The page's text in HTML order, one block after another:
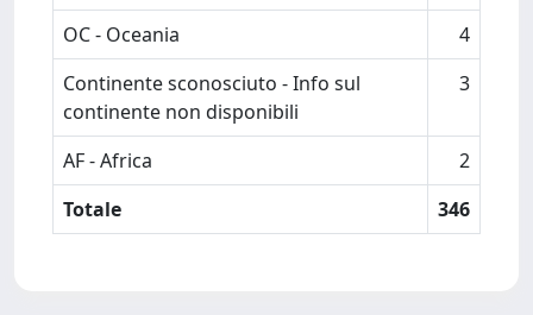
OC - Oceania
4
Continente sconosciuto - Info sul
continente non disponibili
3
AF - Africa
2
Totale
346